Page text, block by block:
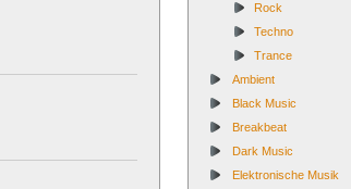
Rock
Techno
Trance
Ambient
Black Music
Breakbeat
Dark Music
Elektronische Musik